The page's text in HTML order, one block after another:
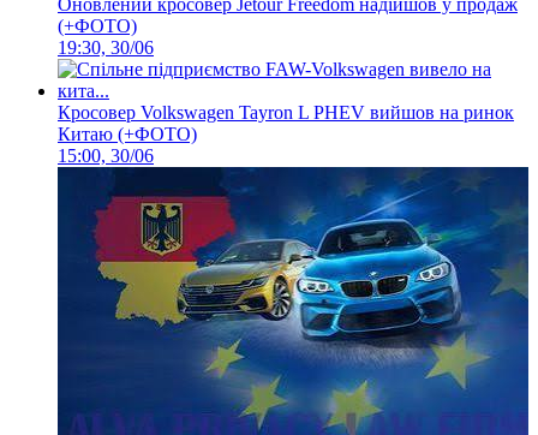
Оновлений кросовер Jetour Freedom надійшов у продаж
(+ФОТО)
19:30, 30/06
Кросовер Volkswagen Tayron L PHEV вийшов на ринок
Китаю (+ФОТО)
15:00, 30/06